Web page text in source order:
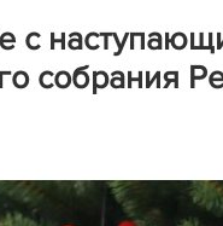
с
собрания